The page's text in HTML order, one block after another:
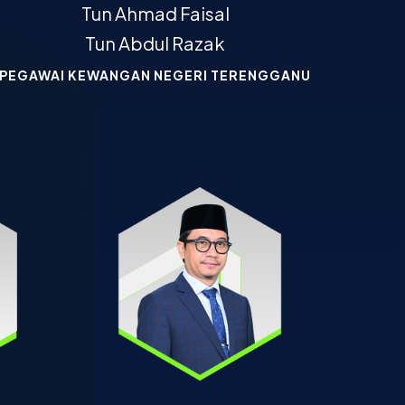
Tun Ahmad Faisal
Tun Abdul Razak
PEGAWAI KEWANGAN NEGERI TERENGGANU